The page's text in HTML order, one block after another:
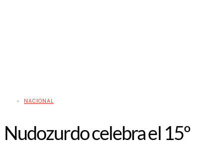
NACIONAL
Nudozurdo celebra el 15º